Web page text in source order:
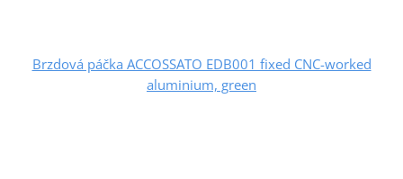
Brzdová páčka ACCOSSATO EDB001 fixed CNC-worked
aluminium, green